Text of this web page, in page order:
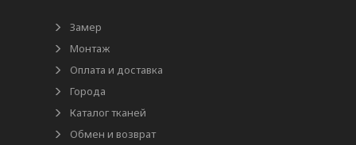
Замер
Монтаж
Оплата и доставка
Города
Каталог тканей
Обмен и возврат